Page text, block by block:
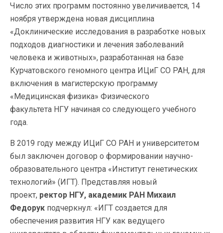
Число этих программ постоянно увеличивается, 14
ноября утверждена новая дисциплина
«Доклинические исследования в разработке новых
подходов диагностики и лечения заболеваний
человека и животных», разработанная на базе
Курчатовского геномного центра ИЦиГ СО РАН, для
включения в магистерскую программу
«Медицинская физика» Физического
факультета НГУ начиная со следующего учебного
года.
В 2019 году между ИЦиГ СО РАН и университетом
был заключен договор о формировании научно-
образовательного центра «Институт генетических
технологий» (ИГТ). Представляя новый
проект, ректор НГУ, академик РАН Михаил
Федорук подчеркнул: «ИГТ создается для
обеспечения развития НГУ как ведущего